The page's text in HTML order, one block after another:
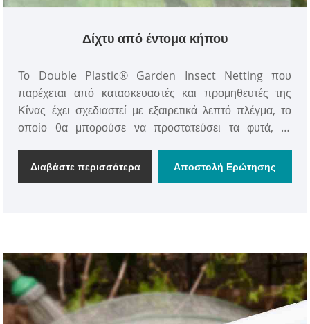
Δίχτυ από έντομα κήπου
Το Double Plastic® Garden Insect Netting που
παρέχεται από κατασκευαστές και προμηθευτές της
Κίνας έχει σχεδιαστεί με εξαιρετικά λεπτό πλέγμα, το
οποίο θα μπορούσε να προστατεύσει τα φυτά, τα
εμποδίζουν την είσοδο μικροσκοπικών παρασίτων,
πουλιών και εντόμων.
Διαβάστε περισσότερα Αποστολή Ερώτησης